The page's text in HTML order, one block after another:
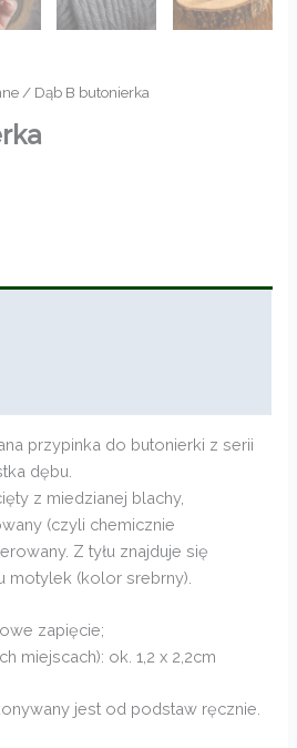
/ Dąb B butonierka
przypinka do butonierki z serii
dębu.
z miedzianej blachy,
(czyli chemicznie
Z tyłu znajduje się
motylek (kolor srebrny).
zapięcie;
miejscach): ok. 1,2 x 2,2cm
jest od podstaw ręcznie.